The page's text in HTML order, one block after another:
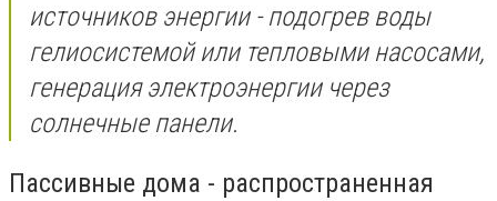
источников энергии - подогрев воды
гелиосистемой или тепловыми насосами,
генерация электроэнергии через
солнечные панели.
Пассивные дома - распространенная